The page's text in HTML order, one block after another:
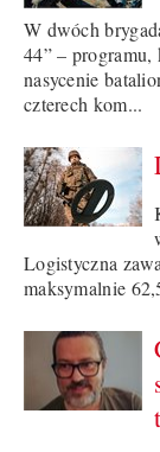
W dwóch
44” – programu,
nasycenie
czterech kom...
Logistyczna
maksymalnie